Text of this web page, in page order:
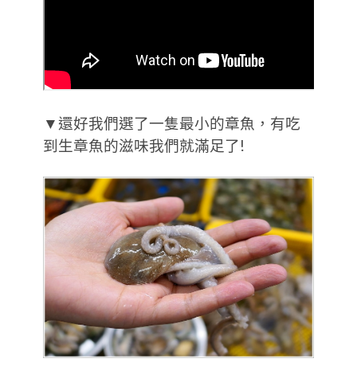
▼還好我們選了一隻最小的章魚，有吃
到生章魚的滋味我們就滿足了!